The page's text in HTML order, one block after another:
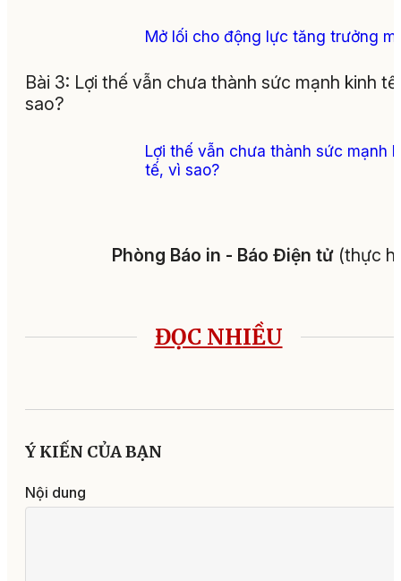
Mở lối cho động lực tăng trưởng
Bài 3: Lợi thế vẫn chưa thành sức mạnh kinh
sao?
Lợi thế vẫn chưa thành sức mạnh
tế, vì sao?
Phòng Báo in - Báo Điện tử (thực
ĐỌC NHIỀU
Ý KIẾN CỦA BẠN
Nội dung